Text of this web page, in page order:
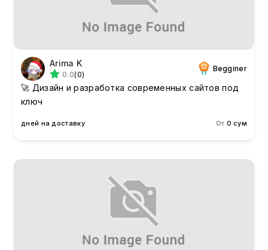
Arima K
0.0(0)
Begginer
🚀 Дизайн и разработка современных сайтов под
ключ
дней на доставку От 0 сум